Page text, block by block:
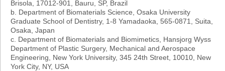
Brisola, 17012-901, Bauru, SP, Brazil
b. Department of Biomaterials Science, Osaka University
Graduate School of Dentistry, 1-8 Yamadaoka, 565-0871, Suita,
Osaka, Japan
c. Department of Biomaterials and Biomimetics, Hansjorg Wyss
Department of Plastic Surgery, Mechanical and Aerospace
Engineering, New York University, 345 24th Street, 10010, New
York City, NY, USA